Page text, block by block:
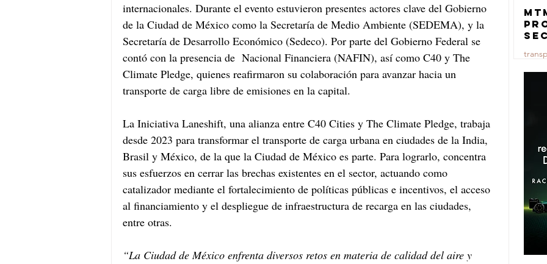
internacionales. Durante el evento estuvieron presentes actores clave del Gobierno
de la Ciudad de México como la Secretaría de Medio Ambiente (SEDEMA), y la
Secretaría de Desarrollo Económico (Sedeco). Por parte del Gobierno Federal se
contó con la presencia de  Nacional Financiera (NAFIN), así como C40 y The
Climate Pledge, quienes reafirmaron su colaboración para avanzar hacia un
transporte de carga libre de emisiones en la capital.
La Iniciativa Laneshift, una alianza entre C40 Cities y The Climate Pledge, trabaja
desde 2023 para transformar el transporte de carga urbana en ciudades de la India,
Brasil y México, de la que la Ciudad de México es parte. Para lograrlo, concentra
sus esfuerzos en cerrar las brechas existentes en el sector, actuando como
catalizador mediante el fortalecimiento de políticas públicas e incentivos, el acceso
al financiamiento y el despliegue de infraestructura de recarga en las ciudades,
entre otras.
“La Ciudad de México enfrenta diversos retos en materia de calidad del aire y
23 jul